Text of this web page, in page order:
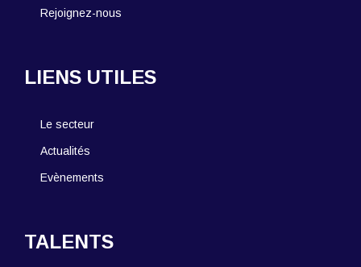
Rejoignez-nous
LIENS UTILES
Le secteur
Actualités
Evènements
TALENTS